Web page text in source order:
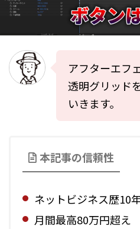
アフターエフ
透明グリッド
いきます。
本記事の信頼性
ネットビジネス歴10
月間最高80万円超え